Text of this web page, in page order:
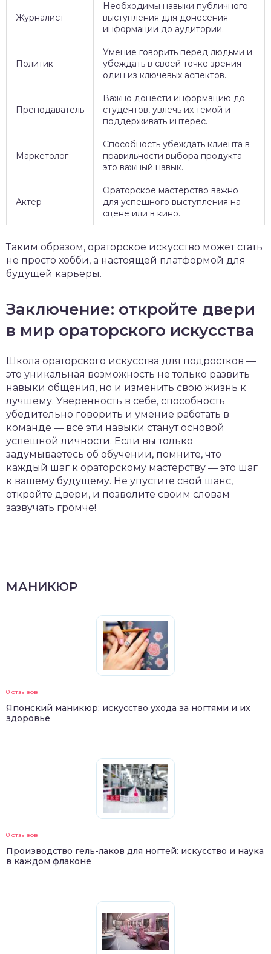
Журналист
Необходимы навыки публичного
выступления для донесения
информации до аудитории.
Политик
Умение говорить перед людьми и
убеждать в своей точке зрения —
один из ключевых аспектов.
Преподаватель
Важно донести информацию до
студентов, увлечь их темой и
поддерживать интерес.
Маркетолог
Способность убеждать клиента в
правильности выбора продукта —
это важный навык.
Актер
Ораторское мастерство важно
для успешного выступления на
сцене или в кино.
Таким образом, ораторское искусство может стать
не просто хобби, а настоящей платформой для
будущей карьеры.
Заключение: откройте двери
в мир ораторского искусства
Школа ораторского искусства для подростков —
это уникальная возможность не только развить
навыки общения, но и изменить свою жизнь к
лучшему. Уверенность в себе, способность
убедительно говорить и умение работать в
команде — все эти навыки станут основой
успешной личности. Если вы только
задумываетесь об обучении, помните, что
каждый шаг к ораторскому мастерству — это шаг
к вашему будущему. Не упустите свой шанс,
откройте двери, и позволите своим словам
зазвучать громче!
МАНИКЮР
0 отзывов
Японский маникюр: искусство ухода за ногтями и их
здоровье
0 отзывов
Производство гель-лаков для ногтей: искусство и наука
в каждом флаконе